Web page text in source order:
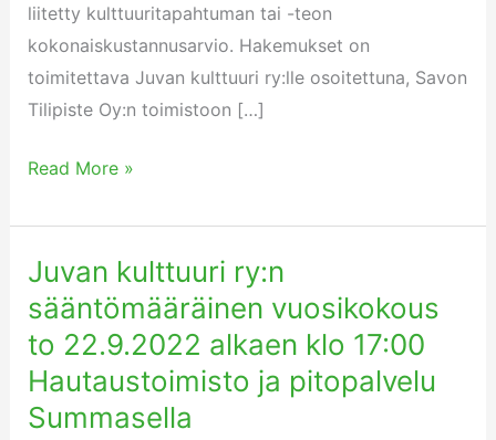
liitetty kulttuuritapahtuman tai -teon
kokonaiskustannusarvio. Hakemukset on
toimitettava Juvan kulttuuri ry:lle osoitettuna, Savon
Tilipiste Oy:n toimistoon […]
Read More »
Juvan kulttuuri ry:n
sääntömääräinen vuosikokous
to 22.9.2022 alkaen klo 17:00
Hautaustoimisto ja pitopalvelu
Summasella
Juvan
kulttuuri
ry:n
sääntömääräinen
vuosikokous
to